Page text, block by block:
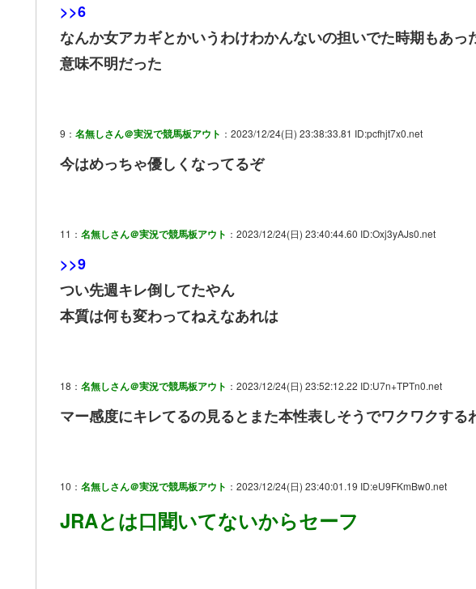
>>6
なんか女アカギとかいうわけわかんないの担いでた時期もあっ
意味不明だった
9： 名無しさん＠実況で競馬板アウト ：2023/12/24(日) 23:38:33.81 ID:pcfhjt7x0.net
今はめっちゃ優しくなってるぞ
11： 名無しさん＠実況で競馬板アウト ：2023/12/24(日) 23:40:44.60 ID:Oxj3yAJs0.net
>>9
つい先週キレ倒してたやん
本質は何も変わってねえなあれは
18： 名無しさん＠実況で競馬板アウト ：2023/12/24(日) 23:52:12.22 ID:U7n+TPTn0.net
マー感度にキレてるの見るとまた本性表しそうでワクワクする
10： 名無しさん＠実況で競馬板アウト ：2023/12/24(日) 23:40:01.19 ID:eU9FKmBw0.net
JRAとは口聞いてないからセーフ